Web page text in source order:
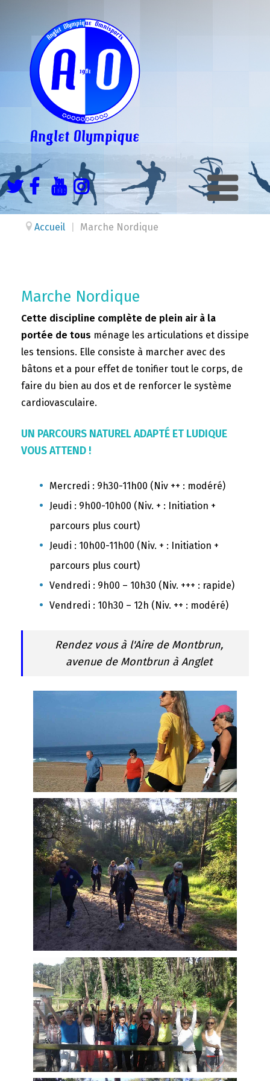
Accueil Marche Nordique
Marche Nordique
Cette discipline complète de plein air à la
portée de tous ménage les articulations et dissipe
les tensions. Elle consiste à marcher avec des
bâtons et a pour effet de tonifier tout le corps, de
faire du bien au dos et de renforcer le système
cardiovasculaire.
UN PARCOURS NATUREL ADAPTÉ ET LUDIQUE
VOUS ATTEND !
Mercredi : 9h30-11h00 (Niv ++ : modéré)
Jeudi : 9h00-10h00 (Niv. + : Initiation +
parcours plus court)
Jeudi : 10h00-11h00 (Niv. + : Initiation +
parcours plus court)
Vendredi : 9h00 – 10h30 (Niv. +++ : rapide)
Vendredi : 10h30 – 12h (Niv. ++ : modéré)
Rendez vous à l'Aire de Montbrun,
avenue de Montbrun à Anglet